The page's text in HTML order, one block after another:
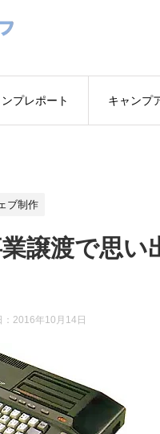
プレポート キャンプ
ブ制作
譲渡で思い
2016年10月14日